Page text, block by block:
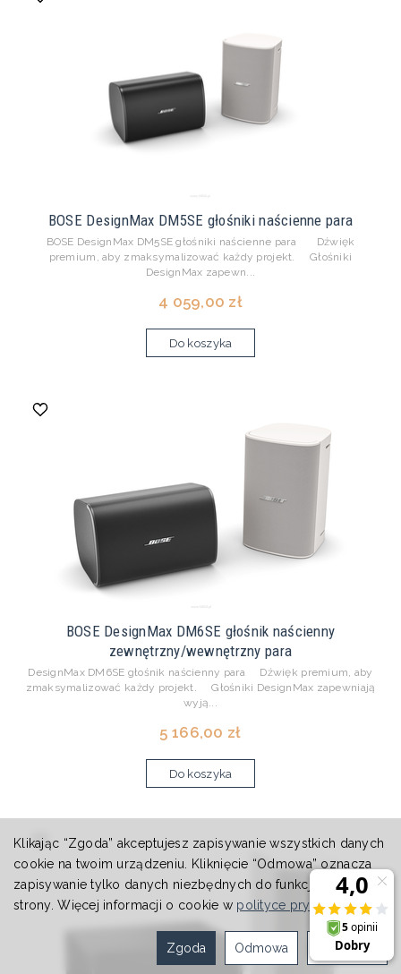
BOSE DesignMax DM5SE głośniki naścienne para
BOSE DesignMax DM5SE głośniki naścienne para Dźwięk
premium, aby zmaksymalizować każdy projekt. Głośniki
DesignMax zapewn...
4 059,00 zł
Do koszyka
BOSE DesignMax DM6SE głośnik naścienny
zewnętrzny/wewnętrzny para
DesignMax DM6SE głośnik naścienny para Dźwięk premium, aby
zmaksymalizować każdy projekt. Głośniki DesignMax zapewniają
wyją...
5 166,00 zł
Do koszyka
Klikając “Zgoda” akceptujesz zapisywanie wszystkich danych
cookie na twoim urządzeniu. Kliknięcie “Odmowa” oznacza
zapisywanie tylko danych niezbędnych do funkcjonowania
strony. Więcej informacji o cookie w polityce prywatności.
Ustawienia
Odmowa
Zgoda